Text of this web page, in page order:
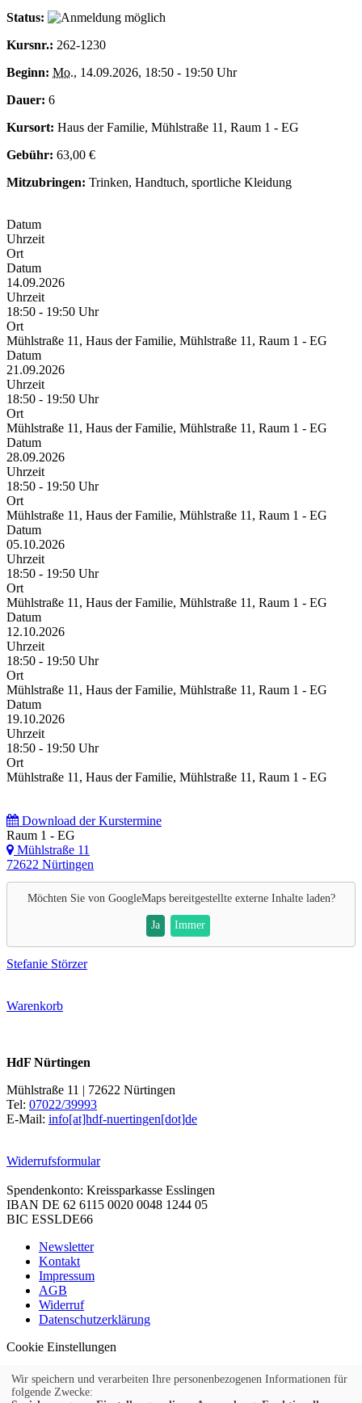
Status:
Kursnr.: 262-1230
Beginn: Mo., 14.09.2026, 18:50 - 19:50 Uhr
Dauer: 6
Kursort: Haus der Familie, Mühlstraße 11, Raum 1 - EG
Gebühr: 63,00 €
Mitzubringen: Trinken, Handtuch, sportliche Kleidung
Datum
Uhrzeit
Ort
Datum
14.09.2026
Uhrzeit
18:50 - 19:50 Uhr
Ort
Mühlstraße 11, Haus der Familie, Mühlstraße 11, Raum 1 - EG
Datum
21.09.2026
Uhrzeit
18:50 - 19:50 Uhr
Ort
Mühlstraße 11, Haus der Familie, Mühlstraße 11, Raum 1 - EG
Datum
28.09.2026
Uhrzeit
18:50 - 19:50 Uhr
Ort
Mühlstraße 11, Haus der Familie, Mühlstraße 11, Raum 1 - EG
Datum
05.10.2026
Uhrzeit
18:50 - 19:50 Uhr
Ort
Mühlstraße 11, Haus der Familie, Mühlstraße 11, Raum 1 - EG
Datum
12.10.2026
Uhrzeit
18:50 - 19:50 Uhr
Ort
Mühlstraße 11, Haus der Familie, Mühlstraße 11, Raum 1 - EG
Datum
19.10.2026
Uhrzeit
18:50 - 19:50 Uhr
Ort
Mühlstraße 11, Haus der Familie, Mühlstraße 11, Raum 1 - EG
Download der Kurstermine
Raum 1 - EG
Mühlstraße 11
72622 Nürtingen
Möchten Sie von GoogleMapsbereitgestellte externe Inhalte laden?
Ja Immer
Stefanie Störzer
Warenkorb
HdF Nürtingen
Mühlstraße 11 | 72622 Nürtingen
Tel: 07022/39993
E-Mail: info[at]hdf-nuertingen[dot]de
Widerrufsformular
Spendenkonto: Kreissparkasse Esslingen
IBAN DE 62 6115 0020 0048 1244 05
BIC ESSLDE66
Newsletter
Kontakt
Impressum
AGB
Widerruf
Datenschutzerklärung
Cookie Einstellungen
Wir speichern und verarbeiten Ihre personenbezogenen Informationen für
folgende Zwecke: